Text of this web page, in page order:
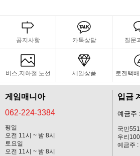
공지사항 카톡상담 질문
버스,지하철 노선 세일상품 로젠택
게임매니아
062-224-3384
평일
오전 11시 ~ 밤 8시
토요일
오전 11시 ~ 밤 8시
입금
예금주
국민
우리
예금주 :